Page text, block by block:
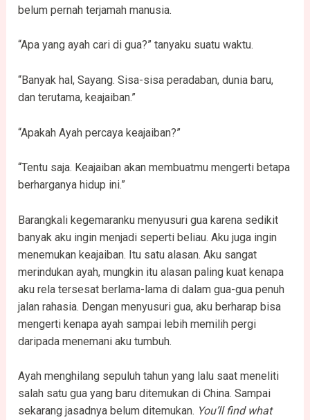
belum pernah terjamah manusia.
“Apa yang ayah cari di gua?” tanyaku suatu waktu.
“Banyak hal, Sayang. Sisa-sisa peradaban, dunia baru,
dan terutama, keajaiban.”
“Apakah Ayah percaya keajaiban?”
“Tentu saja. Keajaiban akan membuatmu mengerti betapa
berharganya hidup ini.”
Barangkali kegemaranku menyusuri gua karena sedikit
banyak aku ingin menjadi seperti beliau. Aku juga ingin
menemukan keajaiban. Itu satu alasan. Aku sangat
merindukan ayah, mungkin itu alasan paling kuat kenapa
aku rela tersesat berlama-lama di dalam gua-gua penuh
jalan rahasia. Dengan menyusuri gua, aku berharap bisa
mengerti kenapa ayah sampai lebih memilih pergi
daripada menemani aku tumbuh.
Ayah menghilang sepuluh tahun yang lalu saat meneliti
salah satu gua yang baru ditemukan di China. Sampai
sekarang jasadnya belum ditemukan. You’ll find what